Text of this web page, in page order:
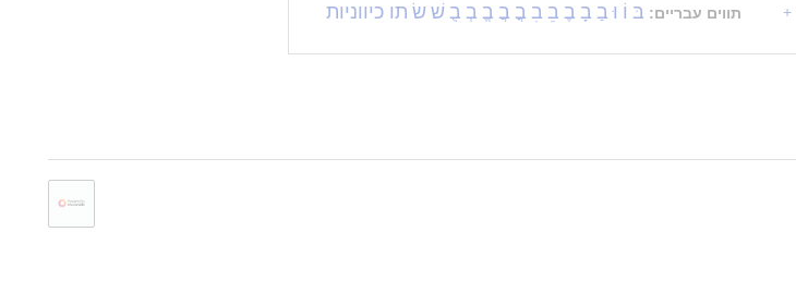
+ תווים עבריים: בּ וֹ וּ בַ בָ בֶ בֵ בִ בֳ בֲ בֱ בְ בֻ שׁ שׂ תו כיווניות